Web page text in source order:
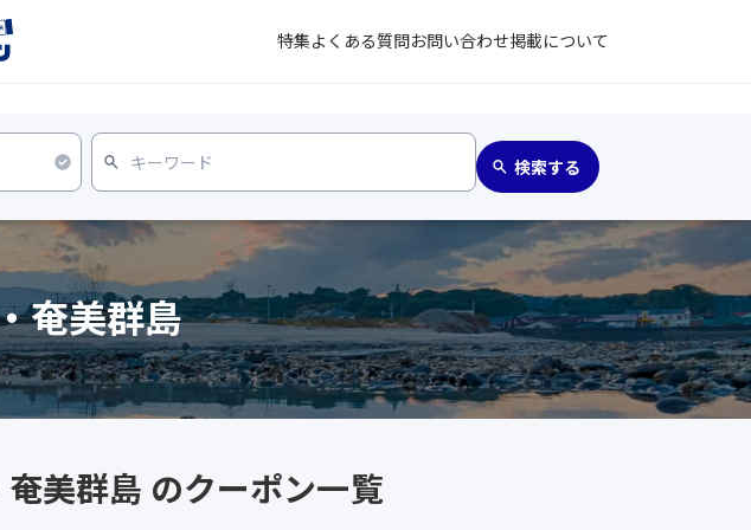
特集よくある質問お問い合わせ掲載について
奄美群島
美群島 のクーポン一覧